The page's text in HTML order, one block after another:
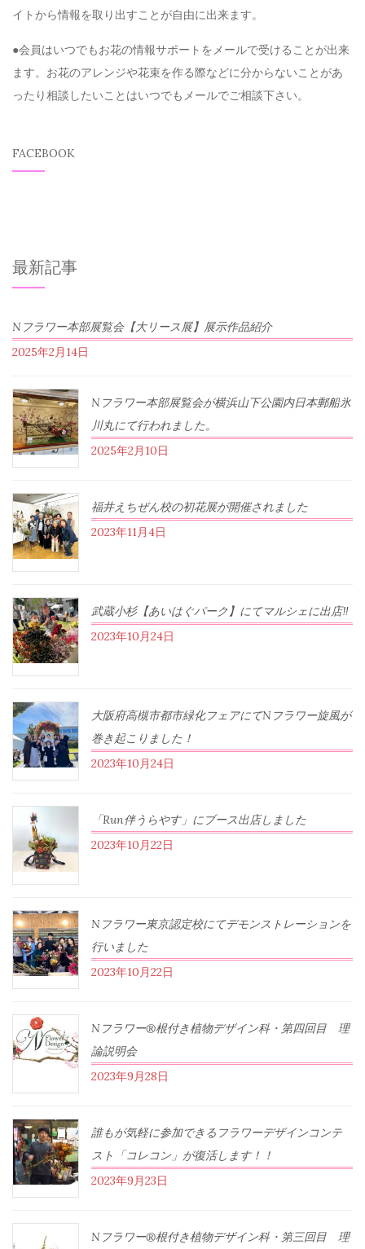
イトから情報を取り出すことが自由に出来ます。
●会員はいつでもお花の情報サポートをメールで受けることが出来
ます。お花のアレンジや花束を作る際などに分からないことがあ
ったり相談したいことはいつでもメールでご相談下さい。
FACEBOOK
最新記事
Nフラワー本部展覧会【大リース展】展示作品紹介
2025年2月14日
Nフラワー本部展覧会が横浜山下公園内日本郵船氷
川丸にて行われました。
2025年2月10日
福井えちぜん校の初花展が開催されました
2023年11月4日
武蔵小杉【あいはぐパーク】にてマルシェに出店‼︎
2023年10月24日
大阪府高槻市都市緑化フェアにてNフラワー旋風が
巻き起こりました！
2023年10月24日
「Run伴うらやす」にブース出店しました
2023年10月22日
Nフラワー東京認定校にてデモンストレーションを
行いました
2023年10月22日
Nフラワー®根付き植物デザイン科・第四回目 理
論説明会
2023年9月28日
誰もが気軽に参加できるフラワーデザインコンテ
スト「コレコン」が復活します！！
2023年9月23日
Nフラワー®根付き植物デザイン科・第三回目 理